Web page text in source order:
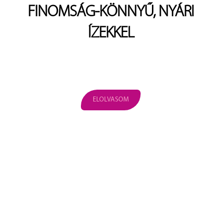
FINOMSÁG-KÖNNYŰ, NYÁRI
ÍZEKKEL
ELOLVASOM